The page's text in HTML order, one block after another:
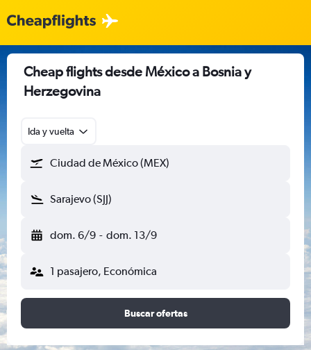
Cheap flights desde México a Bosnia y
Herzegovina
Ida y vuelta
Ciudad de México (MEX)
Sarajevo (SJJ)
dom. 6/9 - dom. 13/9
1 pasajero, Económica
Buscar ofertas